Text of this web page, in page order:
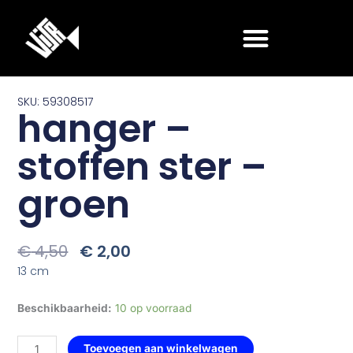
SKU: 59308517
hanger –
stoffen ster –
groen
€4,50 Oorspronkelijke
€ 4,50.
€ 2,00
€ 2,00.
13 cm
Beschikbaarheid: 10 op voorraad
hanger
Toevoegen aan winkelwagen